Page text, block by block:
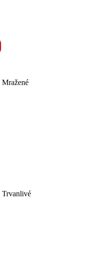
Mražené
Trvanlivé